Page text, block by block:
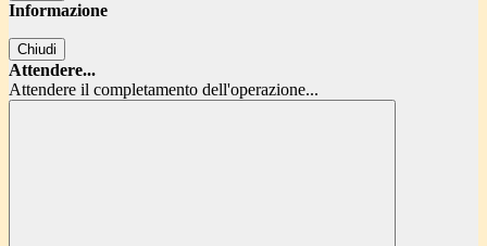
Informazione
Chiudi
Attendere...
Attendere il completamento dell'operazione...